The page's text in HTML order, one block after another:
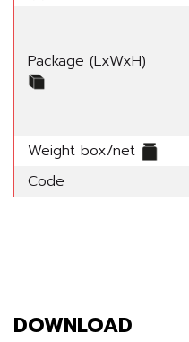
Package (LxWxH)
Weight box/net
Code
DOWNLOAD